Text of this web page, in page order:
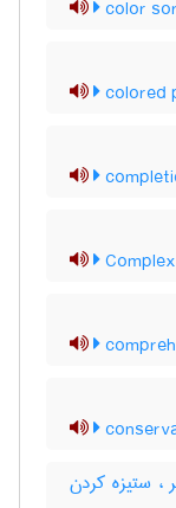
color
colored
، ستیزه کردن